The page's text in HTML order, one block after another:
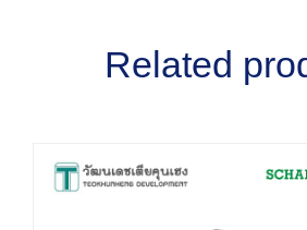
Related